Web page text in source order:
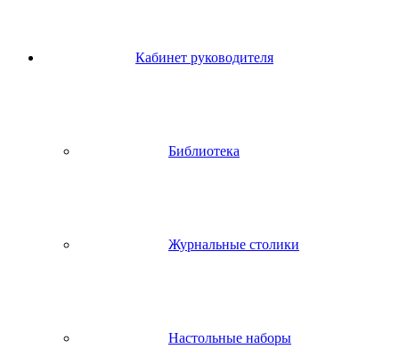
Кабинет руководителя
Библиотека
Журнальные столики
Настольные наборы